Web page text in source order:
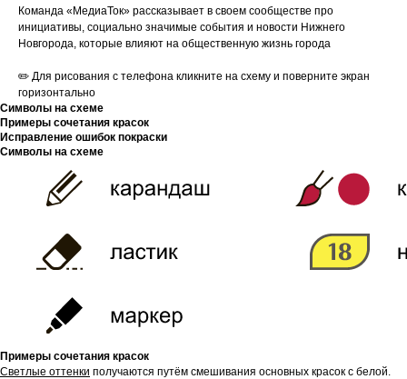
Команда «МедиаТок» рассказывает в своем сообществе про
инициативы, социально значимые события и новости Нижнего
Новгорода, которые влияют на общественную жизнь города
✏️ Для рисования с телефона кликните на схему и поверните экран
горизонтально
Символы на схеме
Примеры сочетания красок
Исправление ошибок покраски
Символы на схеме
Примеры сочетания красок
Светлые оттенки получаются путём смешивания основных красок с белой.